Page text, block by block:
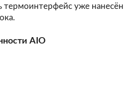
термоинтерфейс уже нанесён
AIO